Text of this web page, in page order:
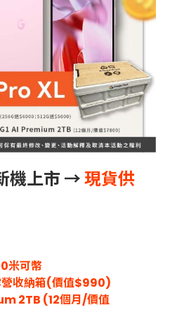
機上市 →現貨供
米可幣
收納箱(價值$990)
2TB (12個月/價值